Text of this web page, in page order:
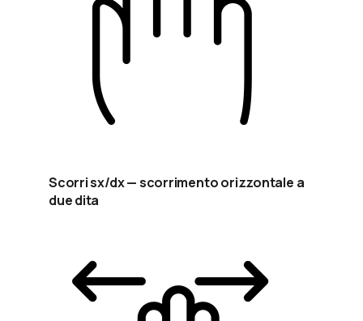
Scorri sx/dx — scorrimento orizzontale a
due dita